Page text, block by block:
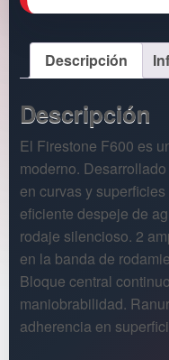
Descripción
Descripción
El Firestone F600 es
moderno.
en curvas y
eficiente despeje de
rodaje silencioso. 2
en la banda de
Bloque central
maniobrabilidad.
adherencia en